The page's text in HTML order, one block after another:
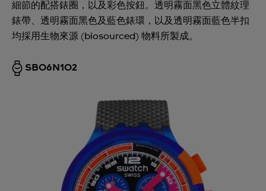
細節的配搭錶圈，以及彩色按鈕。透明霧面黑色立體紋理
錶帶、透明霧面黑色及藍色錶環，以及透明霧面藍色半扣
均採用生物來源 (biosourced) 物料所製成。
SB06N102